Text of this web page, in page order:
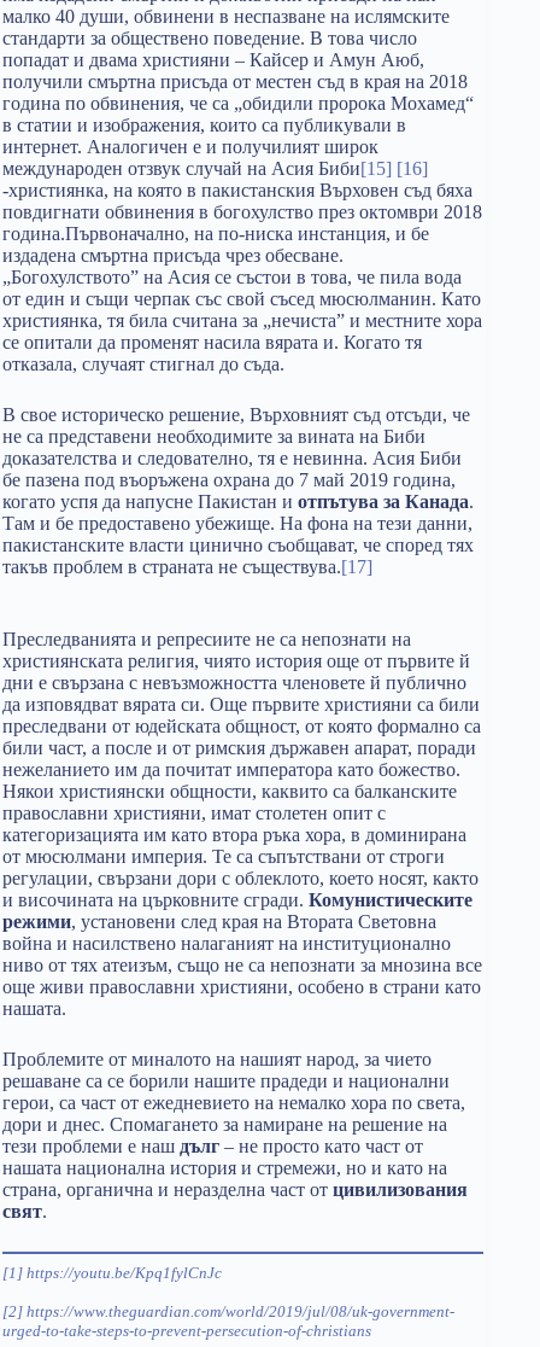
малко 40 души, обвинени в неспазване на ислямските
стандарти за обществено поведение. В това число
попадат и двама християни – Кайсер и Амун Аюб,
получили смъртна присъда от местен съд в края на 2018
година по обвинения, че са „обидили пророка Мохамед“
в статии и изображения, които са публикували в
интернет. Аналогичен е и получилият широк
международен отзвук случай на Асия Биби[15] [16]
-християнка, на която в пакистанския Върховен съд бяха
повдигнати обвинения в богохулство през октомври 2018
година.Първоначално, на по-ниска инстанция, и бе
издадена смъртна присъда чрез обесване.
„Богохулството” на Асия се състои в това, че пила вода
от един и същи черпак със свой съсед мюсюлманин. Като
християнка, тя била считана за „нечиста” и местните хора
се опитали да променят насила вярата и. Когато тя
отказала, случаят стигнал до съда.
В свое историческо решение, Върховният съд отсъди, че
не са представени необходимите за вината на Биби
доказателства и следователно, тя е невинна. Асия Биби
бе пазена под въоръжена охрана до 7 май 2019 година,
когато успя да напусне Пакистан и отпътува за Канада.
Там и бе предоставено убежище. На фона на тези данни,
пакистанските власти цинично съобщават, че според тях
такъв проблем в страната не съществува.[17]
Преследванията и репресиите не са непознати на
християнската религия, чиято история още от първите й
дни е свързана с невъзможността членовете й публично
да изповядват вярата си. Още първите християни са били
преследвани от юдейската общност, от която формално са
били част, а после и от римския държавен апарат, поради
нежеланието им да почитат императора като божество.
Някои християнски общности, каквито са балканските
православни християни, имат столетен опит с
категоризацията им като втора ръка хора, в доминирана
от мюсюлмани империя. Те са съпътствани от строги
регулации, свързани дори с облеклото, което носят, както
и височината на църковните сгради. Комунистическите
режими, установени след края на Втората Световна
война и насилствено налаганият на институционално
ниво от тях атеизъм, също не са непознати за мнозина все
още живи православни християни, особено в страни като
нашата.
Проблемите от миналото на нашият народ, за чието
решаване са се борили нашите прадеди и национални
герои, са част от ежедневието на немалко хора по света,
дори и днес. Спомагането за намиране на решение на
тези проблеми е наш дълг – не просто като част от
нашата национална история и стремежи, но и като на
страна, органична и неразделна част от цивилизования
свят.
[1] https://youtu.be/Kpq1fylCnJc
[2] https://www.theguardian.com/world/2019/jul/08/uk-government-
urged-to-take-steps-to-prevent-persecution-of-christians